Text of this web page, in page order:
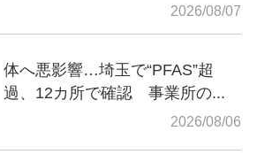
2026/08/07
体へ悪影響…埼玉で“PFAS”超
過、12カ所で確認 事業所の...
2026/08/06